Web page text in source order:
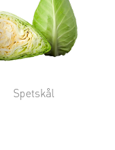
Spetskål